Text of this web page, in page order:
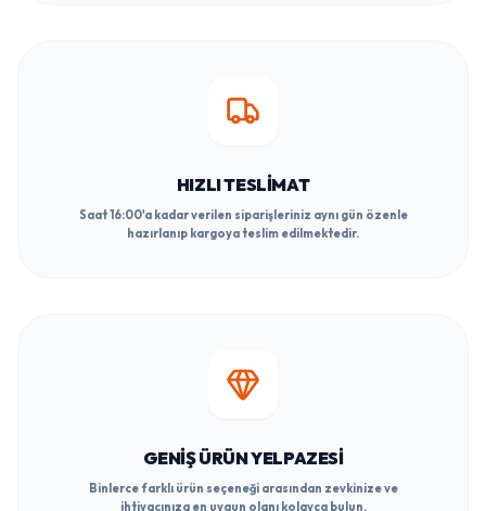
HIZLI TESLIMAT
Saat 16:00'a kadar verilen siparişleriniz aynı gün özenle
hazırlanıp kargoya teslim edilmektedir.
GENIŞ ÜRÜN YELPAZESI
Binlerce farklı ürün seçeneği arasından zevkinize ve
ihtiyacınıza en uygun olanı kolayca bulun.